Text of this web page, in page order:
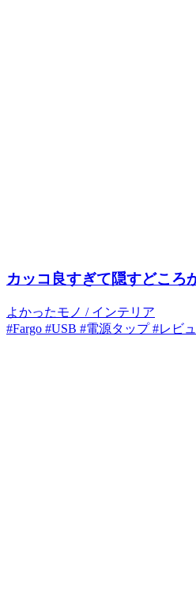
カッコ良すぎて隠すどころ
よかったモノ / インテリア
#Fargo #USB #電源タップ#レビ